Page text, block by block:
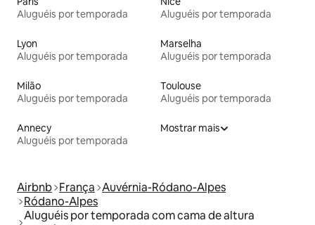
Aluguéis por temporada
Aluguéis por temporada
Lyon
Aluguéis por temporada
Marselha
Aluguéis por temporada
Milão
Aluguéis por temporada
Toulouse
Aluguéis por temporada
Annecy
Aluguéis por temporada
Mostrar mais
Airbnb França Auvérnia-Ródano-Alpes
Ródano-Alpes
Aluguéis por temporada com cama de altura